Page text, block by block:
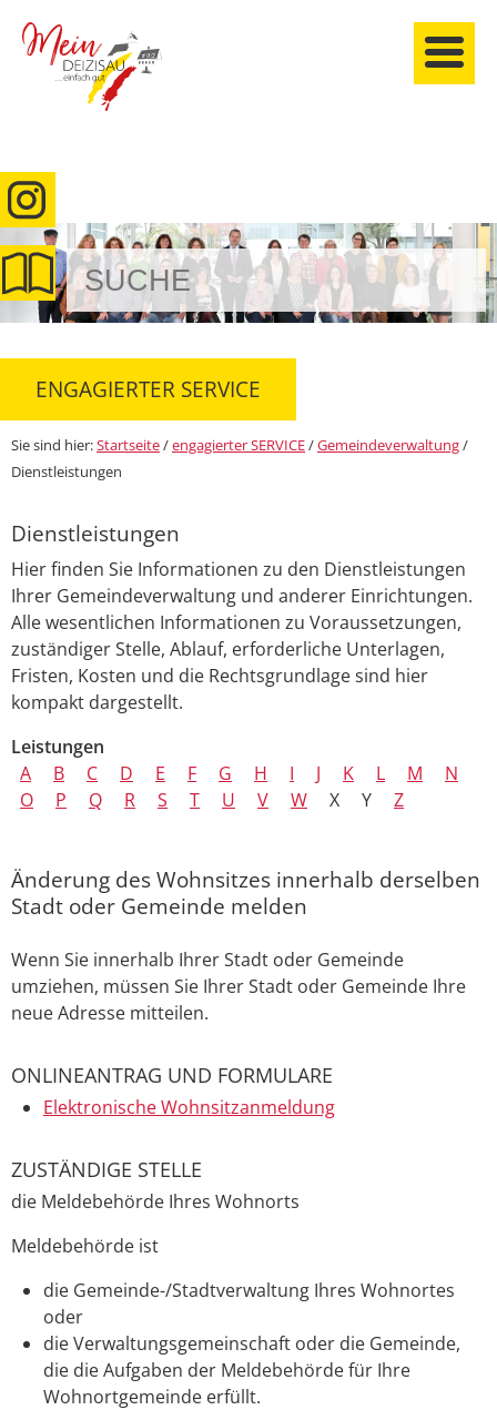
anmelden
ENGAGIERTER SERVICE
Sie sind hier:Startseite/engagierter SERVICE/Gemeindeverwaltung/
Dienstleistungen
Dienstleistungen
Hier finden Sie Informationen zu den Dienstleistungen
Ihrer Gemeindeverwaltung und anderer Einrichtungen.
Alle wesentlichen Informationen zu Voraussetzungen,
zuständiger Stelle, Ablauf, erforderliche Unterlagen,
Fristen, Kosten und die Rechtsgrundlage sind hier
kompakt dargestellt.
Leistungen
A
B C D E F G H I J K L M
N
O
P Q R S T U V W X Y Z
Änderung des Wohnsitzes innerhalb derselben
Stadt oder Gemeinde melden
Wenn Sie innerhalb Ihrer Stadt oder Gemeinde
umziehen, müssen Sie Ihrer Stadt oder Gemeinde Ihre
neue Adresse mitteilen.
ONLINEANTRAG UND FORMULARE
Elektronische Wohnsitzanmeldung
ZUSTÄNDIGE STELLE
die Meldebehörde Ihres Wohnorts
Meldebehörde ist
die Gemeinde-/Stadtverwaltung Ihres Wohnortes
oder
die Verwaltungsgemeinschaft oder die Gemeinde,
die die Aufgaben der Meldebehörde für Ihre
Wohnortgemeinde erfüllt.